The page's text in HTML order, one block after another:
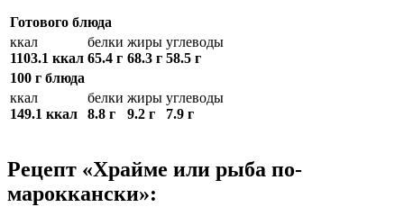
Готового блюда
ккал
1103.1 ккал
белки
65.4 г
жиры
68.3 г
углеводы
58.5 г
100 г блюда
ккал
149.1 ккал
белки
8.8 г
жиры
9.2 г
углеводы
7.9 г
Рецепт «Храйме или рыба по-
мароккански»: